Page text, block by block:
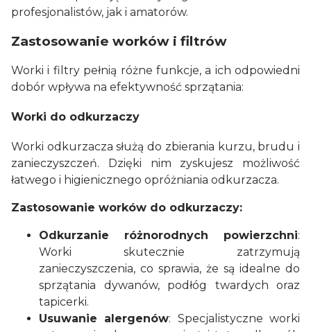
profesjonalistów, jak i amatorów.
Zastosowanie worków i filtrów
Worki i filtry pełnią różne funkcje, a ich odpowiedni
dobór wpływa na efektywność sprzątania:
Worki do odkurzaczy
Worki odkurzacza służą do zbierania kurzu, brudu i
zanieczyszczeń. Dzięki nim zyskujesz możliwość
łatwego i higienicznego opróżniania odkurzacza.
Zastosowanie worków do odkurzaczy:
Odkurzanie różnorodnych powierzchni:
Worki skutecznie zatrzymują
zanieczyszczenia, co sprawia, że są idealne do
sprzątania dywanów, podłóg twardych oraz
tapicerki.
Usuwanie alergenów: Specjalistyczne worki